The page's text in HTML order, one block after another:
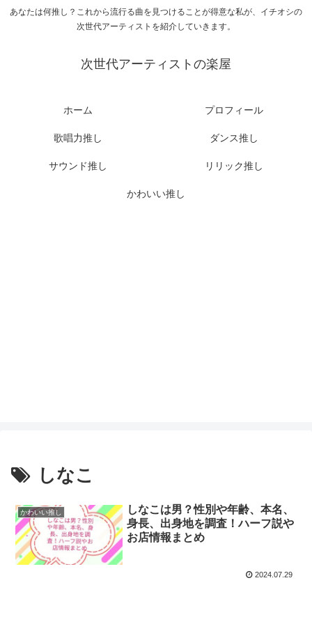
あなたは何推し？これから流行る曲を見つけることが得意な私が、イチオシの
次世代アーティストを紹介していきます。
次世代アーティストの楽屋
ホーム プロフィール
歌唱力推し ダンス推し
サウンド推し リリック推し
かわいい推し
しなこ
かわいい推し
しなこは男？性別や年齢、本名、
身長、出身地を調査！ハーフ説や
お店情報まとめ
2024.07.29